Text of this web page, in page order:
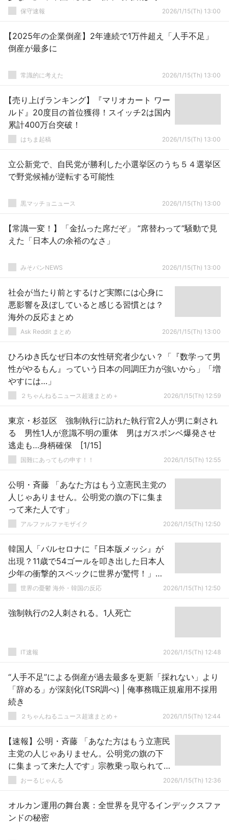
想」「上海ですら仕事がない現実を見ろ」
保守速報 2026/1/15(Th) 13:00
【2025年の企業倒産】2年連続で1万件超え「人手不足」
倒産が最多に
常識的に考えた 2026/1/15(Th) 13:00
【売り上げランキング】『マリオカート ワー
ルド』20度目の首位獲得！スイッチ2は国内
累計400万台突破！
はちま起稿 2026/1/15(Th) 13:00
立公新党で、自民党が勝利した小選挙区のうち５４選挙区
で野党候補が逆転する可能性
黒マッチョニュース 2026/1/15(Th) 13:00
【常識一変！】「金払った席だぞ」 “席替わって”騒動で見
えた「日本人の余裕のなさ」
みそパンNEWS 2026/1/15(Th) 13:00
社会が当たり前とするけど実際には心身に
悪影響を及ぼしていると感じる習慣とは？
海外の反応まとめ
Ask Reddit まとめ 2026/1/15(Th) 13:00
ひろゆき氏なぜ日本の女性研究者少ない？「『数学って男
性がやるもん』っていう日本の同調圧力が強いから」「増
やすには…」
２ちゃんねるニュース超速まとめ＋ 2026/1/15(Th) 12:59
東京・杉並区 強制執行に訪れた執行官2人が男に刺され
る 男性1人が意識不明の重体 男はガスボンベ爆発させ
逃走も…身柄確保 [1/15]
国難にあってもの申す！！ 2026/1/15(Th) 12:55
公明・斉藤 「あなた方はもう立憲民主党の
人じゃありません。公明党の旗の下に集ま
って来た人です」
アルファルファモザイク 2026/1/15(Th) 12:50
韓国人「バルセロナに『日本版メッシ』が
出現？11歳で54ゴールを叩き出した日本人
少年の衝撃的スペックに世界が驚愕！」
→「想像を絶する才能に鳥肌…」
世界の憂鬱 海外・韓国の反応 2026/1/15(Th) 12:50
強制執行の2人刺される。1人死亡
IT速報 2026/1/15(Th) 12:48
“人手不足”による倒産が過去最多を更新「採れない」より
「辞める」が深刻化(TSR調べ) | 俺事務職正規雇用不採用
続き
２ちゃんねるニュース超速まとめ＋ 2026/1/15(Th) 12:44
【速報】公明・斉藤 「あなた方はもう立憲民
主党の人じゃありません。公明党の旗の下
に集まって来た人です」宗教乗っ取られて
て草ｗｗｗ
おーるじゃんる 2026/1/15(Th) 12:36
オルカン運用の舞台裏：全世界を見守るインデックスファ
ンドの秘密